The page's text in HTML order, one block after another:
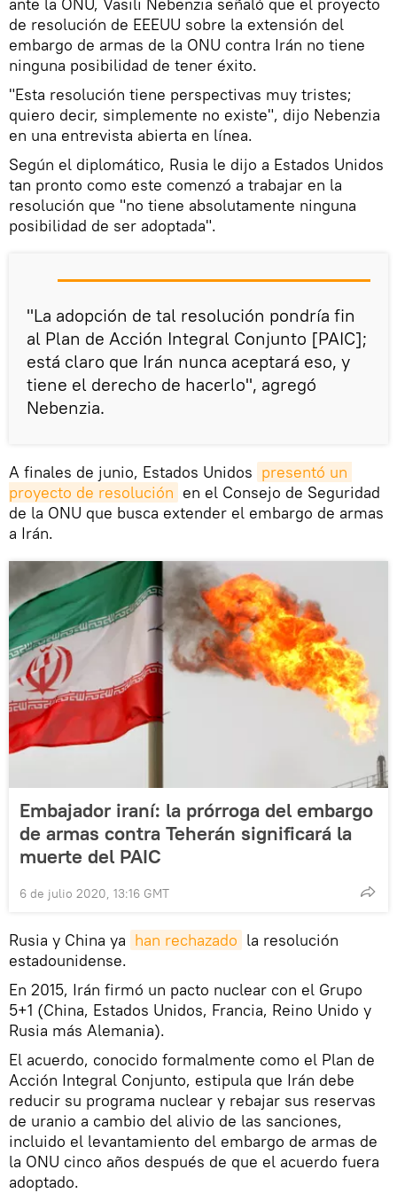
de resolución de EEEUU sobre la extensión del
embargo de armas de la ONU contra Irán no tiene
ninguna posibilidad de tener éxito.
"Esta resolución tiene perspectivas muy tristes;
quiero decir, simplemente no existe", dijo Nebenzia
en una entrevista abierta en línea.
Según el diplomático, Rusia le dijo a Estados Unidos
tan pronto como este comenzó a trabajar en la
resolución que "no tiene absolutamente ninguna
posibilidad de ser adoptada".
"La adopción de tal resolución pondría fin
al Plan de Acción Integral Conjunto [PAIC];
está claro que Irán nunca aceptará eso, y
tiene el derecho de hacerlo", agregó
Nebenzia.
A finales de junio, Estados Unidos presentó un
proyecto de resolución en el Consejo de Seguridad
de la ONU que busca extender el embargo de armas
a Irán.
Embajador iraní: la prórroga del embargo
de armas contra Teherán significará la
muerte del PAIC
6 de julio 2020, 13:16 GMT
Rusia y China ya han rechazado la resolución
estadounidense.
En 2015, Irán firmó un pacto nuclear con el Grupo
5+1 (China, Estados Unidos, Francia, Reino Unido y
Rusia más Alemania).
El acuerdo, conocido formalmente como el Plan de
Acción Integral Conjunto, estipula que Irán debe
reducir su programa nuclear y rebajar sus reservas
de uranio a cambio del alivio de las sanciones,
incluido el levantamiento del embargo de armas de
la ONU cinco años después de que el acuerdo fuera
adoptado.